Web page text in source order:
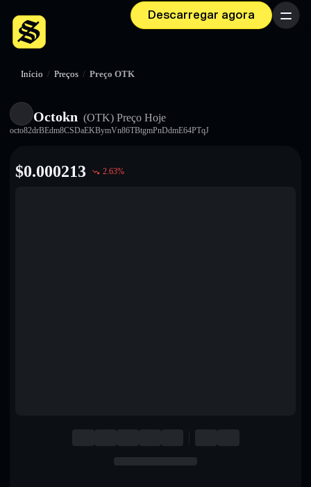
Descarregar agora Menu
Início / Preços / Preço OTK
Octokn (OTK) Preço Hoje
octo82drBEdm8CSDaEKBymVn86TBtgmPnDdmE64PTqJ
$0.000213 2.63%